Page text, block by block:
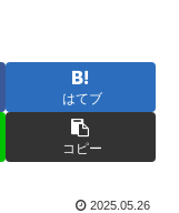
はてブ
コピー
2025.05.26